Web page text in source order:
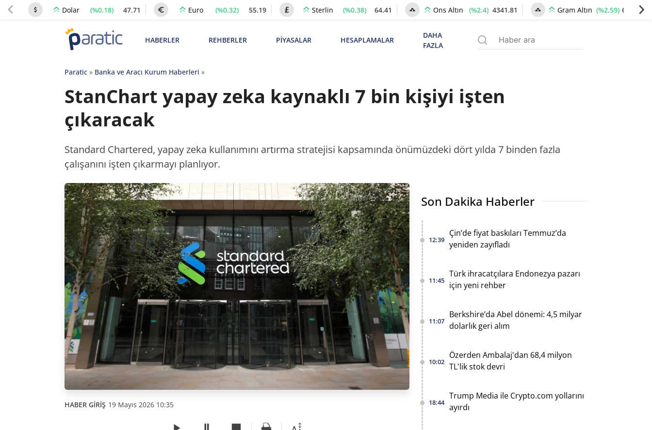
Dolar (%0.18) 47.71 Euro (%0.32) 55.19 Sterlin (%0.38) 64.41 Ons Altın (%2.4) 4341.81 Gram Altın (%2.59) 6660.55
HABERLER REHBERLER PİYASALAR HESAPLAMALAR
DAHA
FAZLA
Paratic» Banka ve Aracı Kurum Haberleri »
StanChart yapay zeka kaynaklı 7 bin kişiyi işten
çıkaracak
Standard Chartered, yapay zeka kullanımını artırma stratejisi kapsamında önümüzdeki dört yılda 7 binden fazla
çalışanını işten çıkarmayı planlıyor.
HABER GİRİŞ 19 Mayıs 2026 10:35
Son Dakika Haberler
12:39
Çin’de fiyat baskıları Temmuz’da
yeniden zayıfladı
11:45
Türk ihracatçılara Endonezya pazarı
için yeni rehber
11:07
Berkshire’da Abel dönemi: 4,5 milyar
dolarlık geri alım
10:02
Özerden Ambalaj'dan 68,4 milyon
TL'lik stok devri
18:44
Trump Media ile Crypto.com yollarını
ayırdı